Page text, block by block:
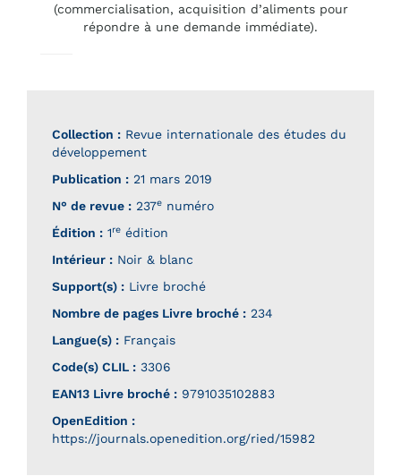
(commercialisation, acquisition d’aliments pour
répondre à une demande immédiate).
Collection : Revue internationale des études du
développement
Publication : 21 mars 2019
N° de revue : 237e numéro
Édition : 1re édition
Intérieur : Noir & blanc
Support(s) : Livre broché
Nombre de pages Livre broché : 234
Langue(s) : Français
Code(s) CLIL : 3306
EAN13 Livre broché : 9791035102883
OpenEdition :
https://journals.openedition.org/ried/15982